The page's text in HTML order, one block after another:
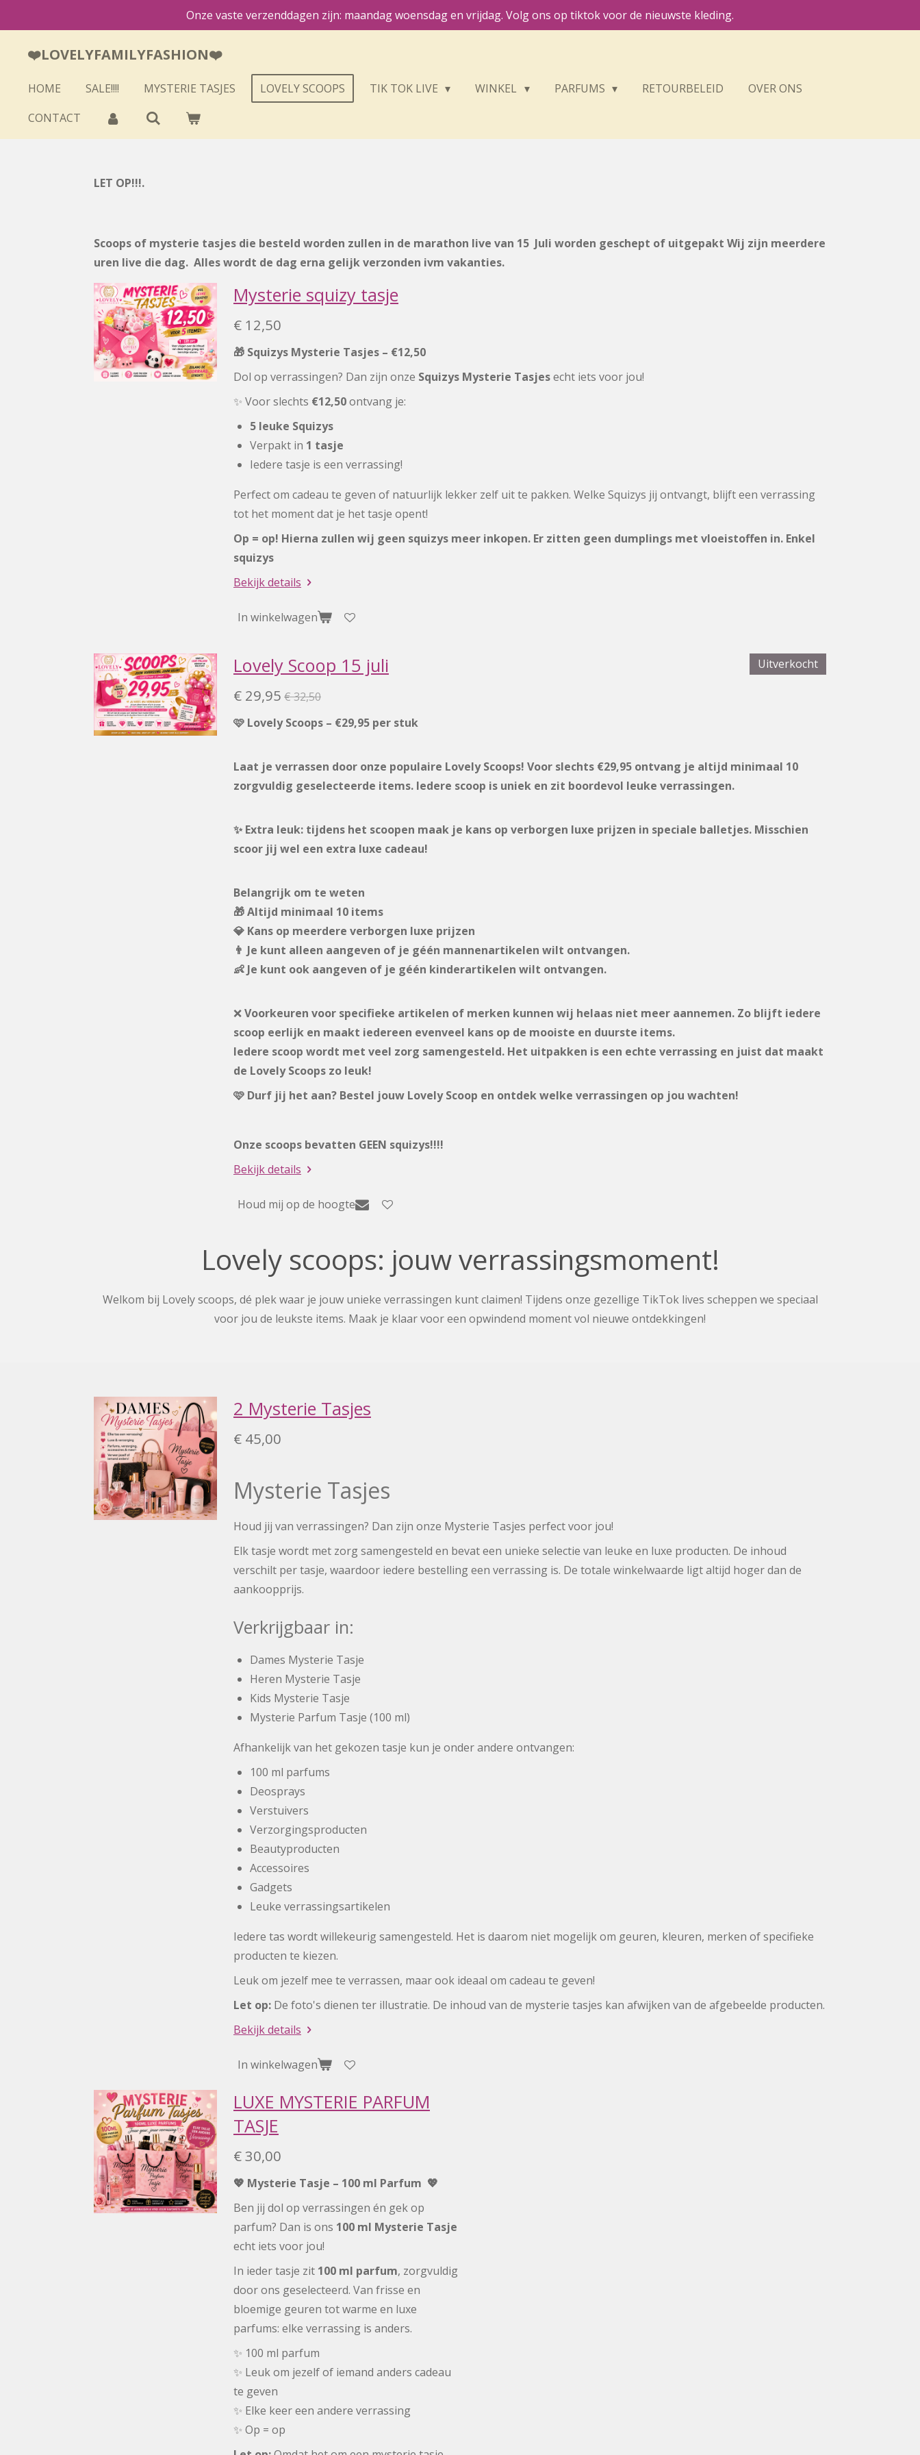
naar
hoofdinhoud
Onze vaste verzenddagen zijn: maandag woensdag en vrijdag. Volg ons op tiktok voor de nieuwste kleding.
❤️LOVELYFAMILYFASHION❤️
HOME SALE!!!! MYSTERIE TASJES LOVELY SCOOPS TIK TOK LIVE WINKEL PARFUMS RETOURBELEID
OVER ONS
CONTACT
LET OP!!!.
Scoops of mysterie tasjes die besteld worden zullen in de marathon live van 15 Juli worden geschept of uitgepakt Wij zijn meerdere
uren live die dag. Alles wordt de dag erna gelijk verzonden ivm vakanties.
Mysterie squizy tasje
€ 12,50
🎁 Squizys Mysterie Tasjes – €12,50
Dol op verrassingen? Dan zijn onze Squizys Mysterie Tasjesecht iets voor jou!
✨ Voor slechts €12,50ontvang je:
5 leuke Squizys
Verpakt in 1 tasje
Iedere tasje is een verrassing!
Perfect om cadeau te geven of natuurlijk lekker zelf uit te pakken. Welke Squizys jij ontvangt, blijft een verrassing
tot het moment dat je het tasje opent!
Op = op! Hierna zullen wij geen squizys meer inkopen. Er zitten geen dumplings met vloeistoffen in. Enkel
squizys
Bekijk details
In winkelwagen
Uitverkocht
Lovely Scoop 15 juli
€ 29,95 € 32,50
🩷 Lovely Scoops – €29,95 per stuk
Laat je verrassen door onze populaire Lovely Scoops! Voor slechts €29,95 ontvang je altijd minimaal 10
zorgvuldig geselecteerde items. Iedere scoop is uniek en zit boordevol leuke verrassingen.
✨ Extra leuk: tijdens het scoopen maak je kans op verborgen luxe prijzen in speciale balletjes. Misschien
scoor jij wel een extra luxe cadeau!
Belangrijk om te weten
🎁 Altijd minimaal 10 items
💎 Kans op meerdere verborgen luxe prijzen
👨 Je kunt alleen aangeven of je géén mannenartikelen wilt ontvangen.
👶 Je kunt ook aangeven of je géén kinderartikelen wilt ontvangen.
❌Voorkeuren voor specifieke artikelen of merken kunnen wij helaas niet meer aannemen. Zo blijft iedere
scoop eerlijk en maakt iedereen evenveel kans op de mooiste en duurste items.
Iedere scoop wordt met veel zorg samengesteld. Het uitpakken is een echte verrassing en juist dat maakt
de Lovely Scoops zo leuk!
🩷 Durf jij het aan? Bestel jouw Lovely Scoop en ontdek welke verrassingen op jou wachten!
Onze scoops bevatten GEEN squizys!!!!
Bekijk details
Houd mij op de hoogte
Lovely scoops: jouw verrassingsmoment!
Welkom bij Lovely scoops, dé plek waar je jouw unieke verrassingen kunt claimen! Tijdens onze gezellige TikTok lives scheppen we speciaal
voor jou de leukste items. Maak je klaar voor een opwindend moment vol nieuwe ontdekkingen!
2 Mysterie Tasjes
€ 45,00
Mysterie Tasjes
Houd jij van verrassingen? Dan zijn onze Mysterie Tasjes perfect voor jou!
Elk tasje wordt met zorg samengesteld en bevat een unieke selectie van leuke en luxe producten. De inhoud
verschilt per tasje, waardoor iedere bestelling een verrassing is. De totale winkelwaarde ligt altijd hoger dan de
aankoopprijs.
Verkrijgbaar in:
Dames Mysterie Tasje
Heren Mysterie Tasje
Kids Mysterie Tasje
Mysterie Parfum Tasje (100 ml)
Afhankelijk van het gekozen tasje kun je onder andere ontvangen:
100 ml parfums
Deosprays
Verstuivers
Verzorgingsproducten
Beautyproducten
Accessoires
Gadgets
Leuke verrassingsartikelen
Iedere tas wordt willekeurig samengesteld. Het is daarom niet mogelijk om geuren, kleuren, merken of specifieke
producten te kiezen.
Leuk om jezelf mee te verrassen, maar ook ideaal om cadeau te geven!
Let op: De foto's dienen ter illustratie. De inhoud van de mysterie tasjes kan afwijken van de afgebeelde producten.
Bekijk details
In winkelwagen
LUXE MYSTERIE PARFUM
TASJE
€ 30,00
💖 Mysterie Tasje – 100 ml Parfum 💖
Ben jij dol op verrassingen én gek op
parfum? Dan is ons 100 ml Mysterie Tasje
echt iets voor jou!
In ieder tasje zit 100 ml parfum, zorgvuldig
door ons geselecteerd. Van frisse en
bloemige geuren tot warme en luxe
parfums: elke verrassing is anders.
✨ 100 ml parfum
✨ Leuk om jezelf of iemand anders cadeau
te geven
✨ Elke keer een andere verrassing
✨ Op = op